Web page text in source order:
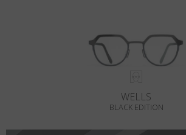
WELLS
BLACK EDITION